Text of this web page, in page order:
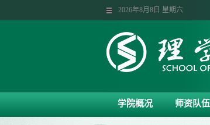
2026年8月8日 星期六
学院概况 师资队伍